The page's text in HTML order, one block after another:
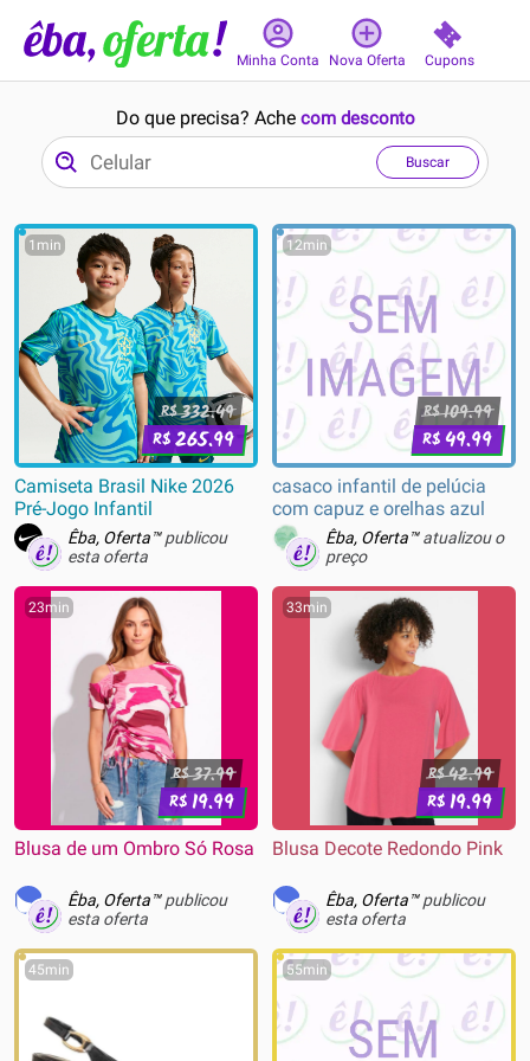
Minha Conta Nova Oferta Cupons
Do que precisa? Ache com desconto
Buscar
1min
R$332.49
R$265.99
Camiseta Brasil Nike 2026
Pré-Jogo Infantil
Êba, Oferta™publicou
esta oferta
12min
R$109.99
R$49.99
casaco infantil de pelúcia
com capuz e orelhas azul
Êba, Oferta™atualizou o
preço
23min
R$37.99
R$19.99
Blusa de um Ombro Só Rosa
Êba, Oferta™publicou
esta oferta
33min
R$42.99
R$19.99
Blusa Decote Redondo Pink
Êba, Oferta™publicou
esta oferta
45min 55min